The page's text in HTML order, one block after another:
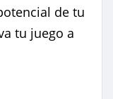
de tu
tu juego a